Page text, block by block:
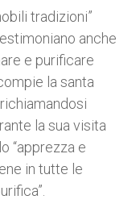
tradizioni”
anche
e purificare
la santa
la sua visita
“apprezza e
in tutte le